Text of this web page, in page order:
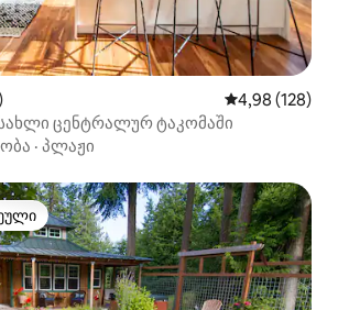
საშუალო
4,98 (128)
ცენტრალურ ტაკომაში
· პლაჟი
მოწინავე ვარიანტი